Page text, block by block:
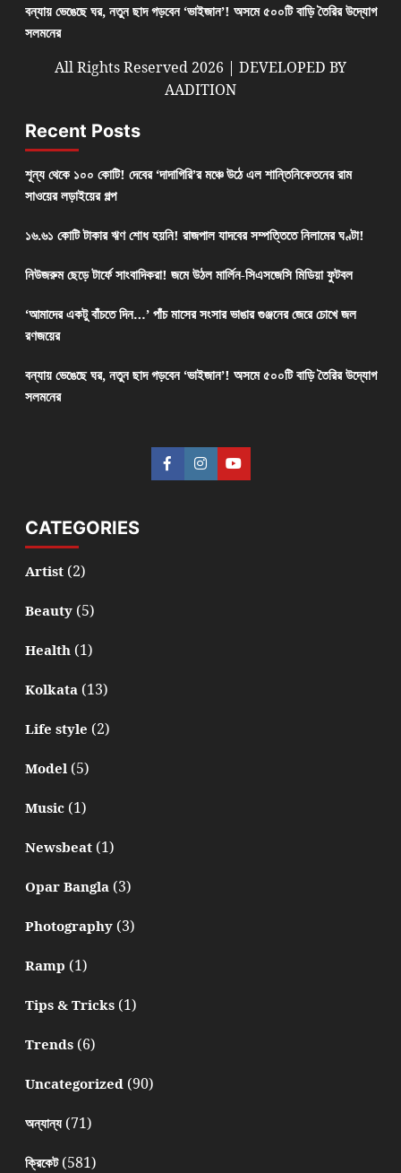
বন্যায় ভেঙেছে ঘর, নতুন ছাদ গড়বেন ‘ভাইজান’! অসমে ৫০০টি বাড়ি তৈরির উদ্যোগ
সলমনের
All Rights Reserved 2026 | DEVELOPED BY
AADITION
Recent Posts
শূন্য থেকে ১০০ কোটি! দেবের ‘দাদাগিরি’র মঞ্চে উঠে এল শান্তিনিকেতনের রাম
সাওয়ের লড়াইয়ের গল্প
১৬.৬১ কোটি টাকার ঋণ শোধ হয়নি! রাজপাল যাদবের সম্পত্তিতে নিলামের ঘণ্টা!
নিউজরুম ছেড়ে টার্ফে সাংবাদিকরা! জমে উঠল মার্লিন-সিএসজেসি মিডিয়া ফুটবল
‘আমাদের একটু বাঁচতে দিন…’ পাঁচ মাসের সংসার ভাঙার গুঞ্জনের জেরে চোখে জল
রণজয়ের
বন্যায় ভেঙেছে ঘর, নতুন ছাদ গড়বেন ‘ভাইজান’! অসমে ৫০০টি বাড়ি তৈরির উদ্যোগ
সলমনের
CATEGORIES
Artist(2)
Beauty(5)
Health(1)
Kolkata(13)
Life style (2)
Model(5)
Music(1)
Newsbeat(1)
Opar Bangla(3)
Photography(3)
Ramp (1)
Tips & Tricks(1)
Trends(6)
Uncategorized(90)
অন্যান্য(71)
ক্রিকেট(581)